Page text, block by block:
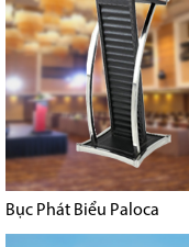
Bục Phát Biểu Paloca